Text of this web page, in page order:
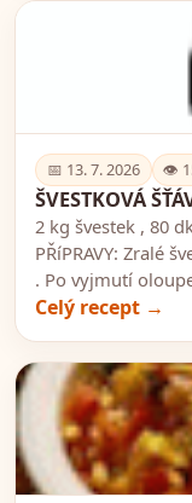
📅 13. 7. 2026 👁
ŠVESTKOVÁ
2 kg švestek , 80
PŘíPRAVY: Zralé
. Po vyjmutí
Celý recept →